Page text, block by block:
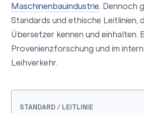
Maschinenbauindustrie. Dennoch
Standards und ethische Leitlinien,
Übersetzer kennen und einhalten.
Provenienzforschung und im
Leihverkehr.